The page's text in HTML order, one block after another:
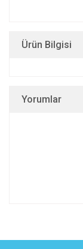
Ürün Bilgisi
Yorumlar